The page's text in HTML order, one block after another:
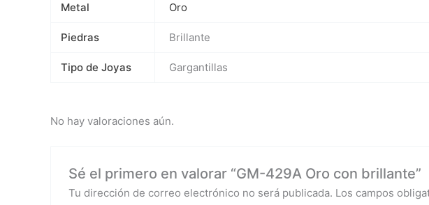
Metal Oro
Piedras Brillante
Tipo de Joyas Gargantillas
No hay valoraciones aún.
Sé el primero en valorar “GM-429A Oro con brillante”
Tu dirección de correo electrónico no será publicada. Los campos